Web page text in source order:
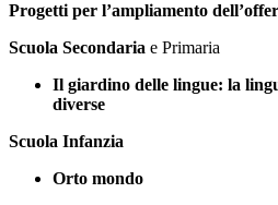
Progetti per l’ampliamento
Scuola Secondaria e Primaria
Il giardino delle lingue: la
diverse
Scuola Infanzia
Orto mondo